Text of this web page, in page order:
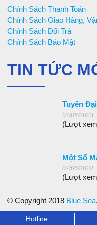
Chính Sách Thanh Toán
Chính Sách Giao Hàng,
Chính Sách Đổi Trả
Chính Sách Bảo Mật
TIN TỨC
Tuyển
07/06/2023
(Lượt
Một Số
07/06/2022
(Lượt
© Copyright 2018 Blue Sea
Hotline: